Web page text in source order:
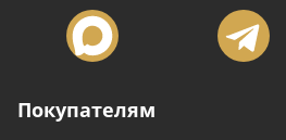
Покупателям